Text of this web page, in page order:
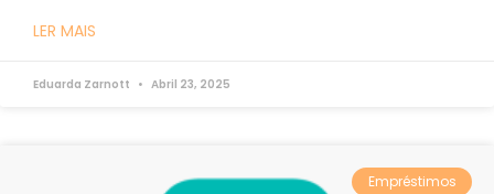
LER MAIS
Eduarda Zarnott Abril 23, 2025
Empréstimos